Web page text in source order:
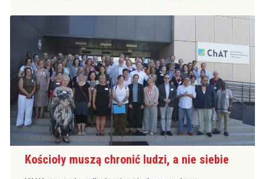
Kościoły muszą chronić ludzi, a nie siebie